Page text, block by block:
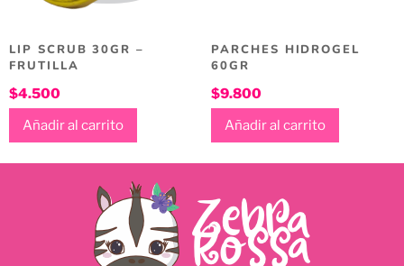
LIP SCRUB 30GR –
FRUTILLA
$4.500
Añadir al carrito
PARCHES HIDROGEL
60GR
$9.800
Añadir al carrito